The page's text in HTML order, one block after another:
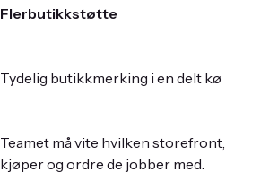
Flerbutikkstøtte
Tydelig butikkmerking i en delt kø
Teamet må vite hvilken storefront,
kjøper og ordre de jobber med.